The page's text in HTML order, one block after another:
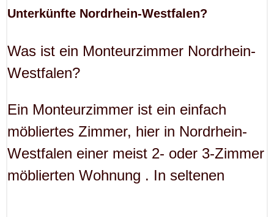
Unterkünfte Nordrhein-Westfalen?
Was ist ein Monteurzimmer Nordrhein-
Westfalen?
Ein Monteurzimmer ist ein einfach
möbliertes Zimmer, hier in Nordrhein-
Westfalen einer meist 2- oder 3-Zimmer
möblierten Wohnung . In seltenen